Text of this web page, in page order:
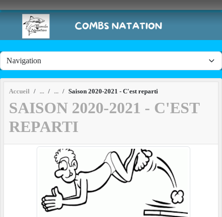
Accueil Saison 2020-2021 - C'est reparti
SAISON 2020-2021 - C'EST
REPARTI